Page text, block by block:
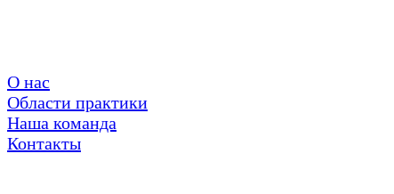
О нас
Области практики
Наша команда
Контакты